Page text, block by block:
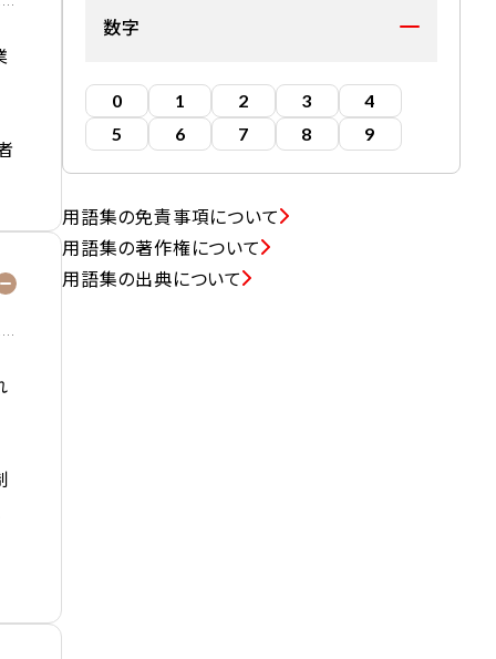
数字
0 1 2 3
4
5
6 7 8 9
用語集の免責事項について
用語集の著作権について
用語集の出典について